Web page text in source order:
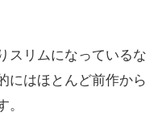
スリムになっているな
にはほとんど前作から